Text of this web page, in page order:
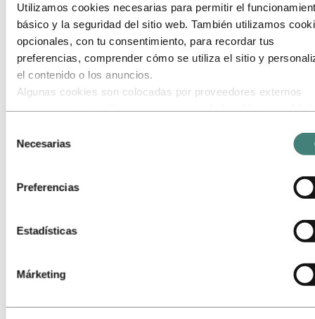
Utilizamos cookies necesarias para permitir el
básico y la seguridad del sitio web. También utilizamos
opcionales, con tu consentimiento, para recordar tus
preferencias, comprender cómo se utiliza el sitio y
el contenido o los anuncios.
Algunas cookies son colocadas por proveedores externos
uso de nuestro sitio con otra información que les hayas
proporcionado o que hayan recopilado a través de tu uso de
servicios. El tercero listado como responsable de una
terceros es el Responsable del Tratamiento de los datos
consultar quiénes son estos terceros en la lista de cookies
Necesarias
Preferencias
Estadísticas
Márketing